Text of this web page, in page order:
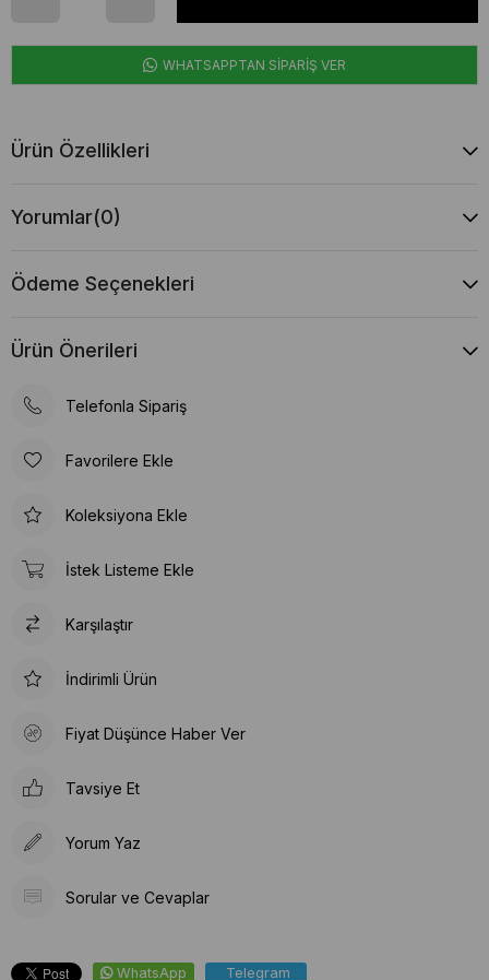
WHATSAPPTAN SİPARİŞ VER
Ürün Özellikleri
Yorumlar(0)
Ödeme Seçenekleri
Ürün Önerileri
Telefonla Sipariş
Favorilere Ekle
Koleksiyona Ekle
İstek Listeme Ekle
Karşılaştır
İndirimli Ürün
Fiyat Düşünce Haber Ver
Tavsiye Et
Yorum Yaz
Sorular ve Cevaplar
WhatsApp Telegram